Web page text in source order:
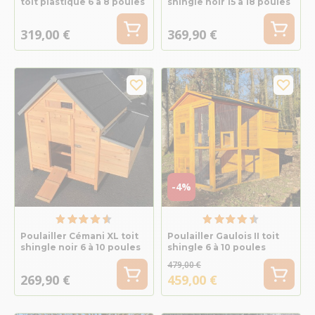
319,00 € 369,90 €
Poulailler Cémani XL toit
shingle noir 6 à 10 poules
269,90 €
-4%
Poulailler Gaulois II toit
shingle 6 à 10 poules
479,00 €
459,00 €